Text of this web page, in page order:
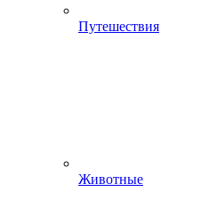
Путешествия
Животные